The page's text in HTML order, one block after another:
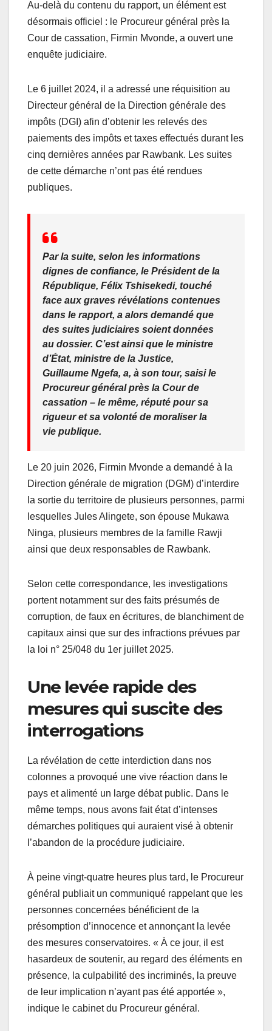
Au-delà du contenu du rapport, un élément est
désormais officiel : le Procureur général près la
Cour de cassation, Firmin Mvonde, a ouvert une
enquête judiciaire.
Le 6 juillet 2024, il a adressé une réquisition au
Directeur général de la Direction générale des
impôts (DGI) afin d’obtenir les relevés des
paiements des impôts et taxes effectués durant les
cinq dernières années par Rawbank. Les suites
de cette démarche n’ont pas été rendues
publiques.
Par la suite, selon les informations
dignes de confiance, le Président de la
République, Félix Tshisekedi, touché
face aux graves révélations contenues
dans le rapport, a alors demandé que
des suites judiciaires soient données
au dossier. C’est ainsi que le ministre
d’État, ministre de la Justice,
Guillaume Ngefa, a, à son tour, saisi le
Procureur général près la Cour de
cassation – le même, réputé pour sa
rigueur et sa volonté de moraliser la
vie publique.
Le 20 juin 2026, Firmin Mvonde a demandé à la
Direction générale de migration (DGM) d’interdire
la sortie du territoire de plusieurs personnes, parmi
lesquelles Jules Alingete, son épouse Mukawa
Ninga, plusieurs membres de la famille Rawji
ainsi que deux responsables de Rawbank.
Selon cette correspondance, les investigations
portent notamment sur des faits présumés de
corruption, de faux en écritures, de blanchiment de
capitaux ainsi que sur des infractions prévues par
la loi n° 25/048 du 1er juillet 2025.
Une levée rapide des
mesures qui suscite des
interrogations
La révélation de cette interdiction dans nos
colonnes a provoqué une vive réaction dans le
pays et alimenté un large débat public. Dans le
même temps, nous avons fait état d’intenses
démarches politiques qui auraient visé à obtenir
l’abandon de la procédure judiciaire.
À peine vingt-quatre heures plus tard, le Procureur
général publiait un communiqué rappelant que les
personnes concernées bénéficient de la
présomption d’innocence et annonçant la levée
des mesures conservatoires. « À ce jour, il est
hasardeux de soutenir, au regard des éléments en
présence, la culpabilité des incriminés, la preuve
de leur implication n’ayant pas été apportée »,
indique le cabinet du Procureur général.